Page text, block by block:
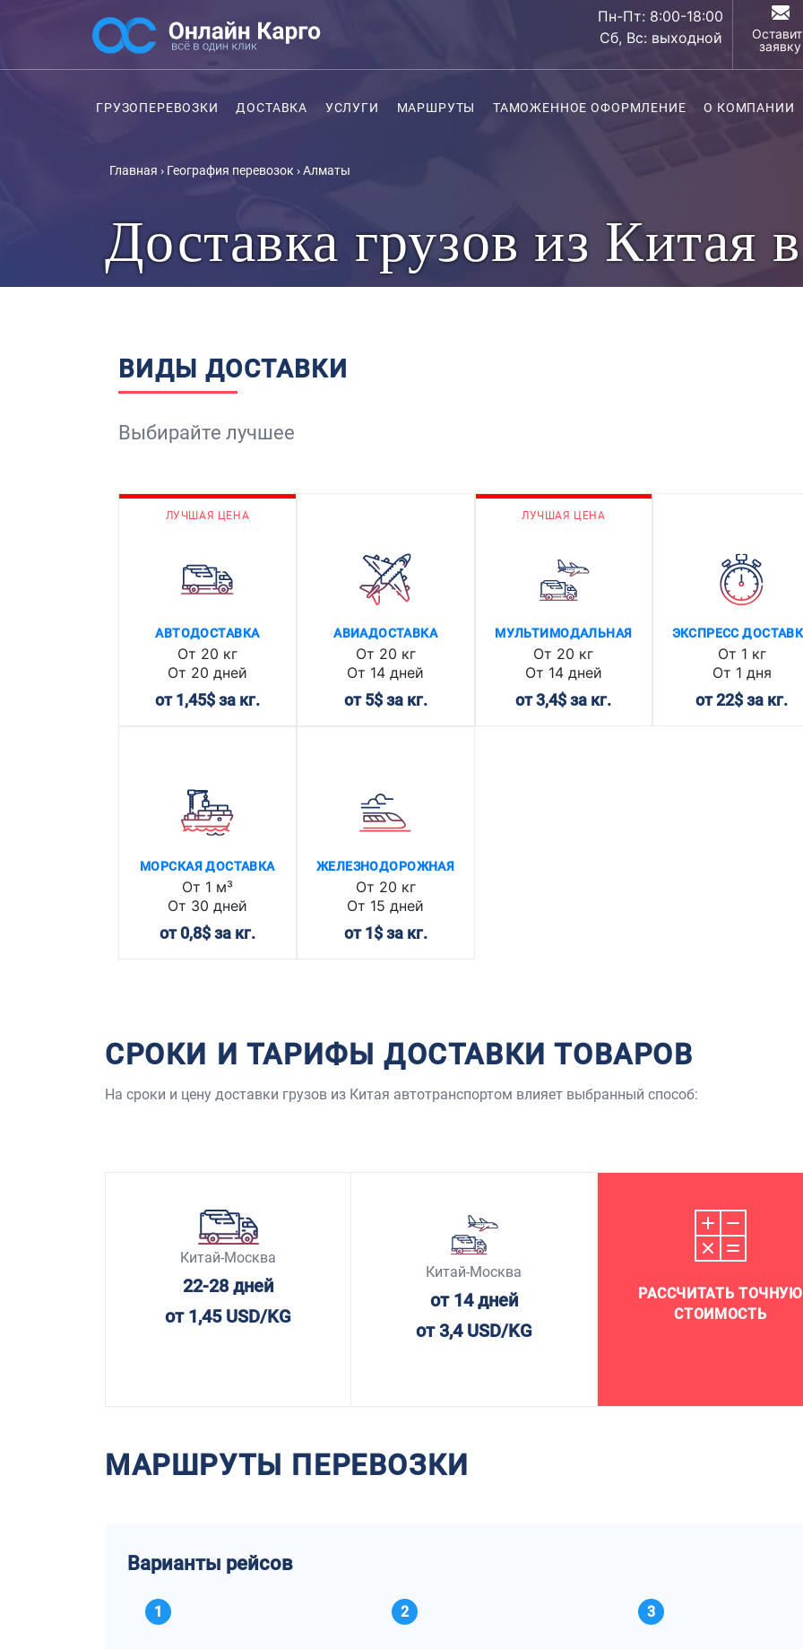
Пн-Пт: 8:00-18:00
Сб, Вс: выходной
заявку
ГРУЗОПЕРЕВОЗКИ ДОСТАВКА УСЛУГИ МАРШРУТЫ ТАМОЖЕННОЕ ОФОРМЛЕНИЕ О КОМПАНИИ
Главная › География перевозок ›Алматы
Доставка грузов из Китая
ВИДЫ ДОСТАВКИ
Выбирайте лучшее
ЛУЧШАЯ ЦЕНА
АВТОДОСТАВКА
От 20 кг
От 20 дней
от 1,45$ за кг.
АВИАДОСТАВКА
От 20 кг
От 14 дней
от 5$ за кг.
ЛУЧШАЯ ЦЕНА
МУЛЬТИМОДАЛЬНАЯ
От 20 кг
От 14 дней
от 3,4$ за кг.
ЭКСПРЕСС
От 1 кг
От 1 дня
от 22$ за кг.
МОРСКАЯ ДОСТАВКА
От 1 м³
От 30 дней
от 0,8$ за кг.
ЖЕЛЕЗНОДОРОЖНАЯ
От 20 кг
От 15 дней
от 1$ за кг.
СРОКИ И ТАРИФЫ ДОСТАВКИ ТОВАРОВ
На сроки и цену доставки грузов из Китая автотранспортом влияет выбранный способ:
Китай-Москва
22-28 дней
от 1,45 USD/KG
Китай-Москва
от 14 дней
от 3,4 USD/KG
РАССЧИТАТЬ ТОЧНУЮ
СТОИМОСТЬ
МАРШРУТЫ ПЕРЕВОЗКИ
Варианты рейсов
1 2 3